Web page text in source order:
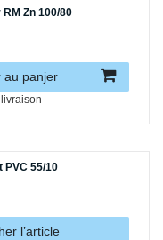
Zn 100/80
au panjer
PVC 55/10
l’article